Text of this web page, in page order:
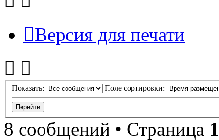
Версия для печати
Показать: Поле сортировки:
8 сообщений • Страница 1